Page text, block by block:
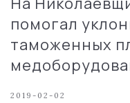
помогал
таможенных
2019-02-02